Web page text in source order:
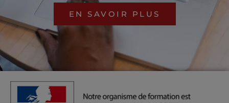
EN SAVOIR PLUS